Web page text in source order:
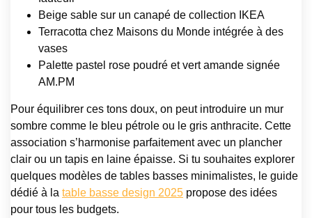
Beige sable sur un canapé de collection IKEA
Terracotta chez Maisons du Monde intégrée à des
vases
Palette pastel rose poudré et vert amande signée
AM.PM
Pour équilibrer ces tons doux, on peut introduire un mur
sombre comme le bleu pétrole ou le gris anthracite. Cette
association s’harmonise parfaitement avec un plancher
clair ou un tapis en laine épaisse. Si tu souhaites explorer
quelques modèles de tables basses minimalistes, le guide
dédié à la table basse design 2025 propose des idées
pour tous les budgets.